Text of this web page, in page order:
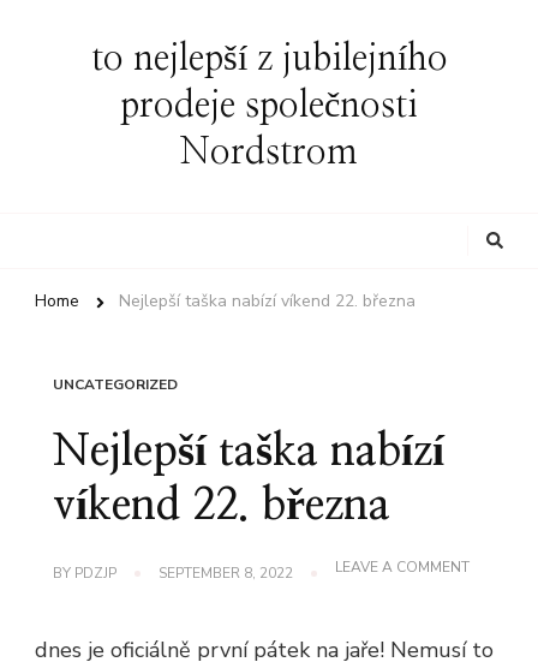
to nejlepší z jubilejního
prodeje společnosti
Nordstrom
Home Nejlepší taška nabízí víkend 22. března
UNCATEGORIZED
Nejlepší taška nabízí
víkend 22. března
BY PDZJP SEPTEMBER 8, 2022 LEAVE A COMMENTON
VÍKEND
dnes je oficiálně první pátek na jaře! Nemusí to